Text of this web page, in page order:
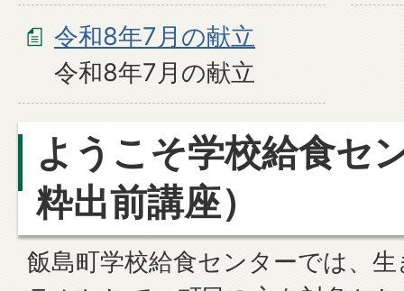
令和8年7月の献立
令和8年7月の献立
ようこそ学校給食セ
粋出前講座）
飯島町学校給食センターでは、